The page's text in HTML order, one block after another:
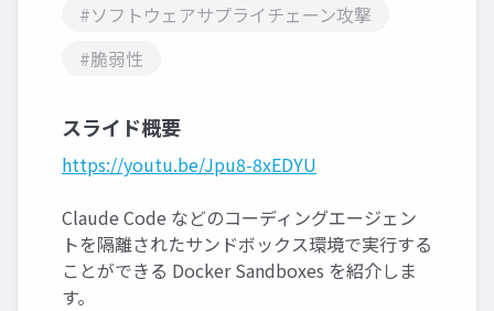
#ソフトウェアサプライチェーン攻撃
#脆弱性
スライド概要
https://youtu.be/Jpu8-8xEDYU
Claude Code などのコーディングエージェン
トを隔離されたサンドボックス環境で実行する
ことができる Docker Sandboxes を紹介しま
す。